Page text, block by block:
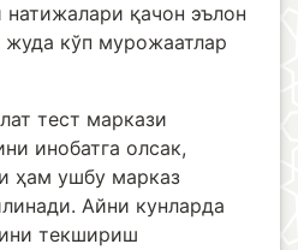
қачон эълон
кўп мурожаатлар
тест маркази
инобатга олсак,
ҳам ушбу марказ
Айни кунларда
текшириш